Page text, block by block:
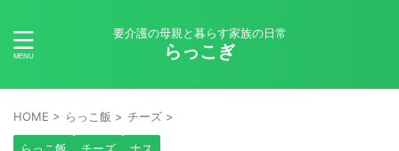
要介護の母親と暮らす家族の日常
らっこぎ
HOME > らっこ飯 > チーズ >